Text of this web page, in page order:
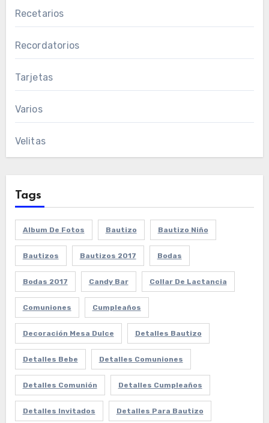
Recetarios
Recordatorios
Tarjetas
Varios
Velitas
Tags
Album De Fotos Bautizo Bautizo Niño
Bautizos Bautizos 2017 Bodas
Bodas 2017 Candy Bar Collar De Lactancia
Comuniones Cumpleaños
Decoración Mesa Dulce Detalles Bautizo
Detalles Bebe Detalles Comuniones
Detalles Comunión Detalles Cumpleaños
Detalles Invitados Detalles Para Bautizo